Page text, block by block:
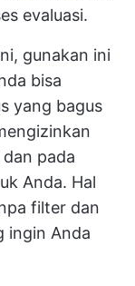
evaluasi.
gunakan ini
bisa
yang bagus
pada
Anda. Hal
filter dan
ingin Anda